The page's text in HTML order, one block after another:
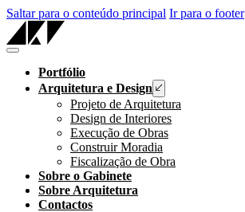
Saltar para o conteúdo principal Ir para o footer
Portfólio
Arquitetura e Design
Projeto de Arquitetura
Design de Interiores
Execução de Obras
Construir Moradia
Fiscalização de Obra
Sobre o Gabinete
Sobre Arquitetura
Contactos